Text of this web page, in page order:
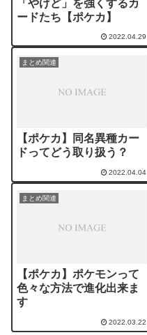
「やけど」を強くするカ
ードたち【ポケカ】
2022.04.29
まとめ関連
【ポケカ】同名異種カー
ドってどう取り扱う？
2022.04.04
まとめ関連
【ポケカ】ポケモンって
色々な方法で進化出来ま
す
2022.03.22